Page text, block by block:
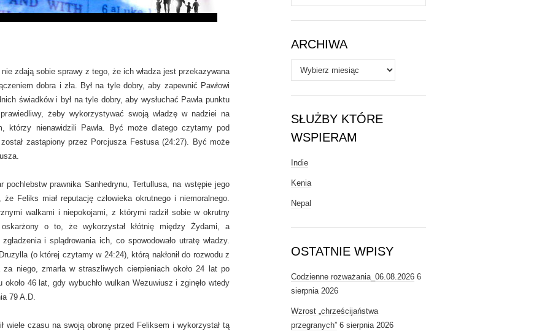
zdają sobie sprawy z tego, że ich władza jest przekazywana
dobra i zła. Był na tyle dobry, aby zapewnić Pawłowi
świadków i był na tyle dobry, aby wysłuchać Pawła punktu
żeby wykorzystywać swoją władzę w nadziei na
którzy nienawidzili Pawła. Być może dlatego czytamy pod
zastąpiony przez Porcjusza Festusa (24:27). Być może
prawnika Sanhedrynu, Tertullusa, na wstępie jego
Feliks miał reputację człowieka okrutnego i niemoralnego.
walkami i niepokojami, z którymi radził sobie w okrutny
o to, że wykorzystał kłótnię między Żydami, a
i splądrowania ich, co spowodowało utratę władzy.
(o której czytamy w 24:24), którą nakłonił do rozwodu z
niego, zmarła w straszliwych cierpieniach około 24 lat po
46 lat, gdy wybuchło wulkan Wezuwiusz i zginęło wtedy
79 A.D.
wiele czasu na swoją obronę przed Feliksem i wykorzystał tą
/
Tematy
ARCHIWA
Archiwa
SŁUŻBY KTÓRE
WSPIERAM
Indie
Kenia
Nepal
OSTATNIE WPISY
Codzienne rozważania_06.08.2026 6
sierpnia 2026
Wzrost „chrześcijaństwa
przegranych” 6 sierpnia 2026